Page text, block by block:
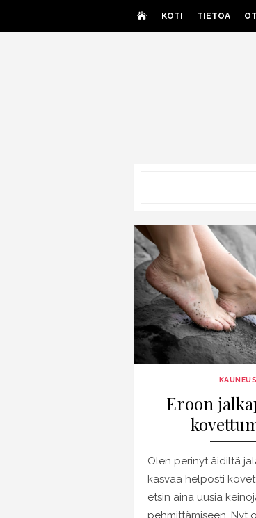
KOTI TIETOA
KAUNEUS
Eroon
Olen perinyt äidiltä
kasvaa helposti
etsin aina uusia
pehmittämiseen. Nyt